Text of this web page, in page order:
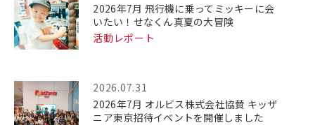
2026年7月 飛行機に乗ってミッキーに会
いたい！せなくん真夏の大冒険
活動レポート
2026.07.31
2026年7月 オルビス株式会社協賛 キッザ
ニア東京招待イベントを開催しました